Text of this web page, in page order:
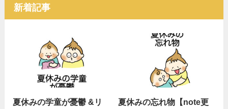
新着記事
夏休みの学童が憂鬱 &リ
夏休みの忘れ物【note更